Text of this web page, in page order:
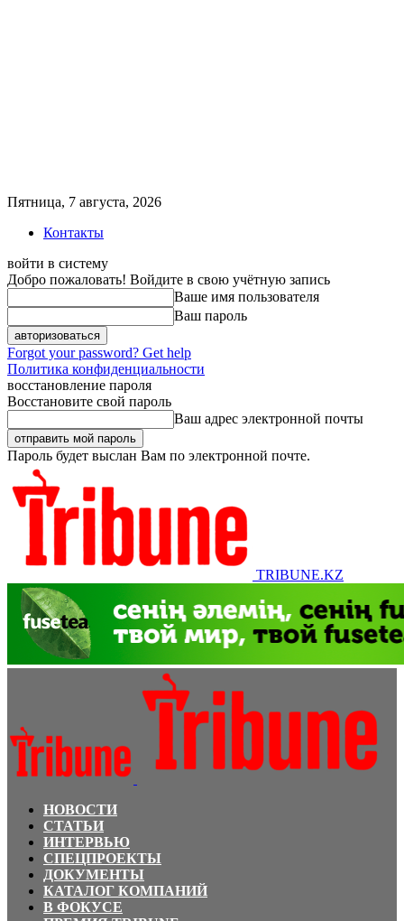
Пятница, 7 августа, 2026
Контакты
войти в систему
Добро пожаловать! Войдите в свою учётную запись
Ваше имя пользователя
Ваш пароль
Forgot your password? Get help
Политика конфиденциальности
восстановление пароля
Восстановите свой пароль
Ваш адрес электронной почты
Пароль будет выслан Вам по электронной почте.
TRIBUNE.KZ
НОВОСТИ
СТАТЬИ
ИНТЕРВЬЮ
СПЕЦПРОЕКТЫ
ДОКУМЕНТЫ
КАТАЛОГ КОМПАНИЙ
В ФОКУСЕ